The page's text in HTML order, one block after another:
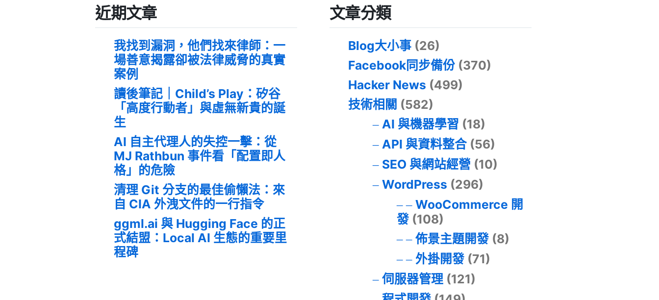
近期文章
我找到漏洞，他們找來律師：一
場善意揭露卻被法律威脅的真實
案例
讀後筆記｜Child’s Play：矽谷
「高度行動者」與虛無新貴的誕
生
AI 自主代理人的失控一擊：從
MJ Rathbun 事件看「配置即人
格」的危險
清理 Git 分支的最佳偷懶法：來
自 CIA 外洩文件的一行指令
ggml.ai 與 Hugging Face 的正
式結盟：Local AI 生態的重要里
程碑
文章分類
Blog大小事 (26)
Facebook同步備份 (370)
Hacker News (499)
技術相關 (582)
AI 與機器學習 (18)
API 與資料整合(56)
SEO 與網站經營 (10)
WordPress (296)
WooCommerce 開
發(108)
佈景主題開發(8)
外掛開發(71)
伺服器管理(121)